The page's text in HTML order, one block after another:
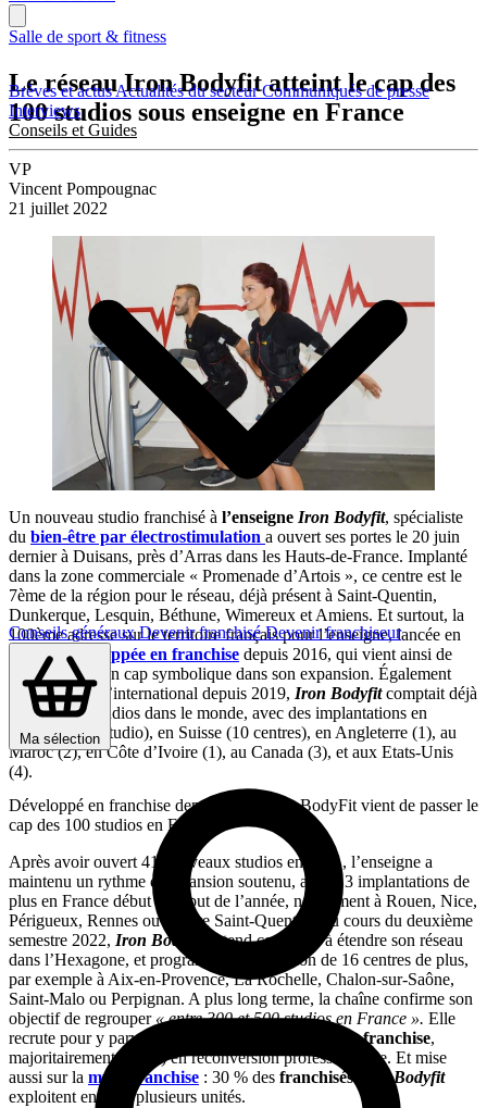
Brèves et actusActualités du secteurCommuniqués de presse
Interviews
Conseils et Guides
Conseils générauxDevenir franchiséDevenir franchiseur
Ma sélection
Salle de sport & fitness
Le réseau Iron Bodyfit atteint le cap des
100 studios sous enseigne en France
VP
Vincent Pompougnac
21 juillet 2022
Un nouveau studio franchisé à l’enseigne Iron Bodyfit, spécialiste
du bien-être par électrostimulation a ouvert ses portes le 20 juin
dernier à Duisans, près d’Arras dans les Hauts-de-France. Implanté
dans la zone commerciale « Promenade d’Artois », ce centre est le
7ème de la région pour le réseau, déjà présent à Saint-Quentin,
Dunkerque, Lesquin, Béthune, Wimereux et Amiens. Et surtout, la
100ème adresse sur le territoire français pour l’enseigne, lancée en
2015 et
développée en franchise depuis 2016, qui vient ainsi de
franchir ainsi un cap symbolique dans son expansion. Également
développée à l’international depuis 2019, Iron Bodyfitcomptait déjà
plus de 100 studios dans le monde, avec des implantations en
Belgique (un studio), en Suisse (10 centres), en Angleterre (1), au
Maroc (2), en Côte d’Ivoire (1), au Canada (3), et aux Etats-Unis
(4).
Développé en franchise depuis 2016, Iron BodyFit vient de passer le
cap des 100 studios en France
Après avoir ouvert 41 nouveaux studios en 2021, l’enseigne a
maintenu un rythme d’expansion soutenu, avec 13 implantations de
plus en France début le début de l’année, notamment à Rouen, Nice,
Périgueux, Rennes ou encore Saint-Quentin. Au cours du deuxième
semestre 2022, Iron Bodyfit
entend continuer à étendre son réseau
dans l’Hexagone, et programme l’installation de 16 centres de plus,
par exemple à Aix-en-Provence, La Rochelle, Chalon-sur-Saône,
Saint-Malo ou Perpignan. A plus long terme, la chaîne confirme son
objectif de regrouper « entre 300 et 500 studios en France ». Elle
recrute pour y parvenir des
porteurs de projets en franchise,
majoritairement (80 %) en reconversion professionnelle. Et mise
aussi sur la multi-franchise : 30 % des franchisésIron Bodyfit
exploitent en effet plusieurs unités.